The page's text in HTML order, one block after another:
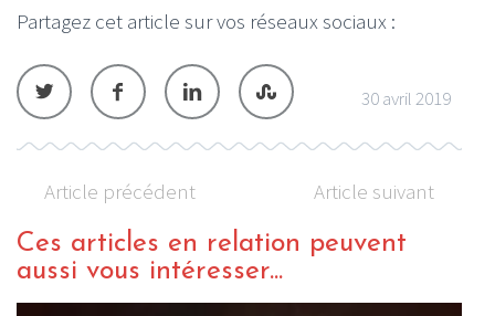
Partagez cet article sur vos réseaux sociaux :
30 avril 2019
Article précédent Article suivant
Ces articles en relation peuvent
aussi vous intéresser...